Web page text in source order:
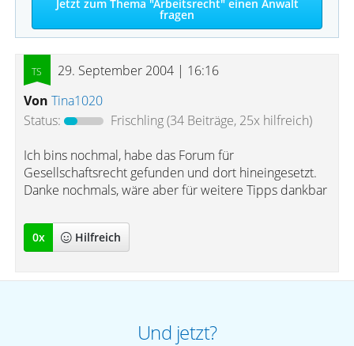
Jetzt zum Thema "Arbeitsrecht" einen Anwalt
fragen
29. September 2004 | 16:16
Von Tina1020
Status:
Frischling(34 Beiträge, 25x hilfreich)
Ich bins nochmal, habe das Forum für
Gesellschaftsrecht gefunden und dort hineingesetzt.
Danke nochmals, wäre aber für weitere Tipps dankbar
0x Hilfreich
Und jetzt?